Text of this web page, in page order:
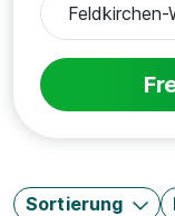
Sortierung